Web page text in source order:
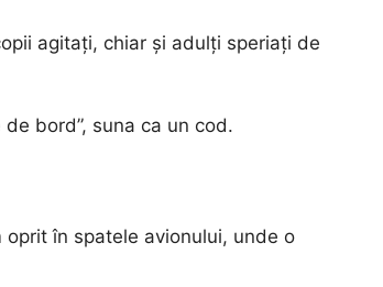
agitați, chiar și adulți speriați de
bord”, suna ca un cod.
în spatele avionului, unde o